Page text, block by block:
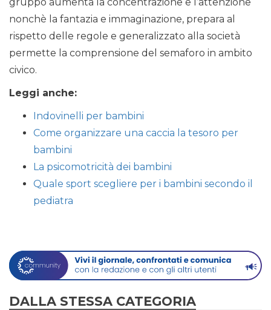
nonchè la fantazia e immaginazione, prepara al
rispetto delle regole e generalizzato alla società
permette la comprensione del semaforo in ambito
civico.
Leggi anche:
Indovinelli per bambini
Come organizzare una caccia la tesoro per
bambini
La psicomotricità dei bambini
Quale sport scegliere per i bambini secondo il
pediatra
DALLA STESSA CATEGORIA